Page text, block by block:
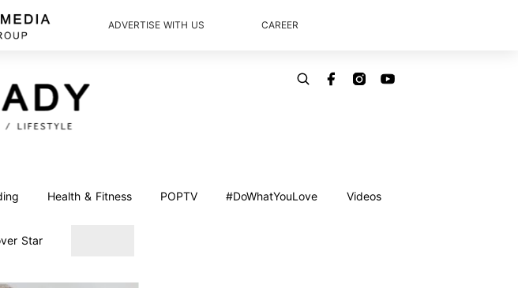
ADVERTISE WITH US CAREER
Health & Fitness POPTV #DoWhatYouLove Videos
Star